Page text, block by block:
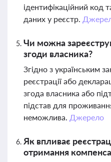
ідентифікаційний код
даних у реєстр.
Чи можна
згоди власника?
Згідно з українським
реєстрації або
згода власника або
підстав для
неможлива. Джерело
Як впливає
отримання